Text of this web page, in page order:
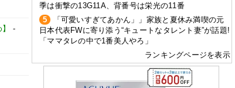
-
季は衝撃の13G11A、背番号は栄光の11番
5
「可愛いすぎてあかん」」家族と夏休み満喫の元
日本代表FWに寄り添う“キュートなタレント妻”が話題!
「ママタレの中で1番美人やろ」
ランキングページを表示